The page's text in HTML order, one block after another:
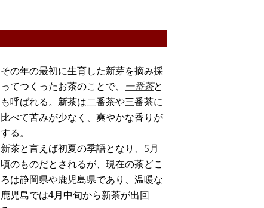
その年の最初に生育した新芽を摘み採
ってつくったお茶のことで、 一番茶と
も呼ばれる。新茶は二番茶や三番茶に
比べて苦みが少なく、爽やかな香りが
する。
新茶と言えば初夏の季語となり、5月
頃のものだとされるが、現在の茶どこ
ろは静岡県や鹿児島県であり、温暖な
鹿児島では4月中旬から新茶が出回